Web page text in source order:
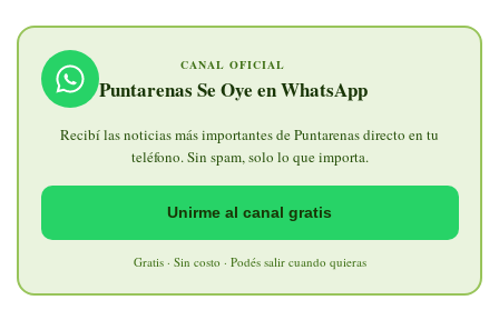
CANAL OFICIAL
Puntarenas Se Oye en WhatsApp
Recibí las noticias más importantes de Puntarenas directo en tu
teléfono. Sin spam, solo lo que importa.
Unirme al canal gratis
Gratis · Sin costo · Podés salir cuando quieras